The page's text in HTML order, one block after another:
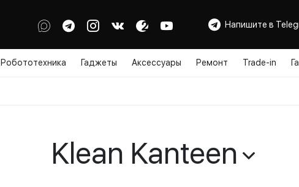
Напишите в
Робототехника Гаджеты Аксессуары Ремонт Trade-in
Klean Kanteen